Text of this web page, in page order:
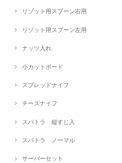
リゾット用スプーン右用
リゾット用スプーン左用
ナッツ入れ
小カットボード
スプレッドナイフ
チーズナイフ
スパトラ 縦すじ入
スパトラ ノーマル
サーバーセット